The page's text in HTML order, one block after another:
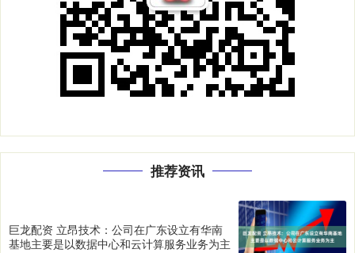
推荐资讯
巨龙配资 立昂技术：公司在广东设立有华南
基地主要是以数据中心和云计算服务业务为主